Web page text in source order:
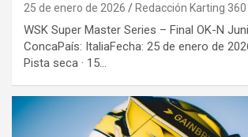
25 de enero de 2026 Redacción Karting 360
WSK Super Master Series – Final OK-N
ConcaPaís: ItaliaFecha: 25 de enero de
Pista seca · 15…